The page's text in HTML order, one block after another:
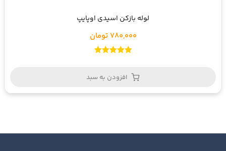
لوله بازکن اسیدی اوپایپ
780,000 تومان
افزودن به سبد